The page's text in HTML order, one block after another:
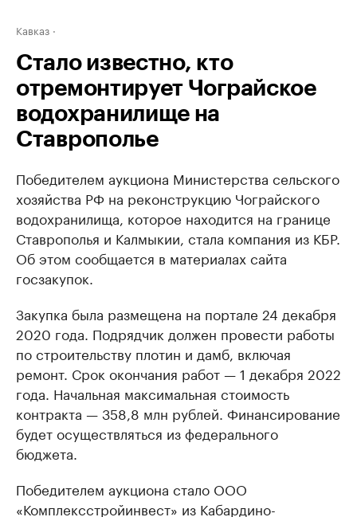
Кавказ
Стало известно, кто
отремонтирует Чограйское
водохранилище на
Ставрополье
Победителем аукциона Министерства сельского
хозяйства РФ на реконструкцию Чограйского
водохранилища, которое находится на границе
Ставрополья и Калмыкии, стала компания из КБР.
Об этом сообщается в материалах сайта
госзакупок.
Закупка была размещена на портале 24 декабря
2020 года. Подрядчик должен провести работы
по строительству плотин и дамб, включая
ремонт. Срок окончания работ — 1 декабря 2022
года. Начальная максимальная стоимость
контракта — 358,8 млн рублей. Финансирование
будет осуществляться из федерального
бюджета.
Победителем аукциона стало ООО
«Комплексстройинвест» из Кабардино-